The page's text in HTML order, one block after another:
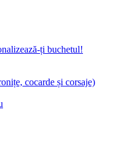
ți buchetul!
cocarde și corsaje)